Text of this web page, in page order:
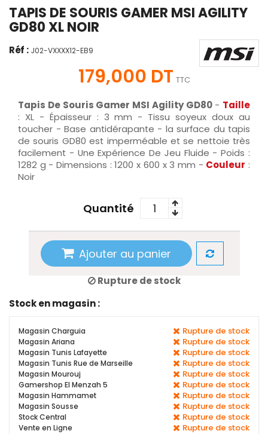
TAPIS DE SOURIS GAMER MSI AGILITY
GD80 XL NOIR
Réf : J02-VXXXX12-EB9
179,000 DT TTC
Tapis De Souris Gamer MSI Agility GD80- Taille
: XL - Épaisseur : 3 mm - Tissu soyeux doux au
toucher - Base antidérapante - la surface du tapis
de souris GD80 est imperméable et se nettoie très
facilement - Une Expérience De Jeu Fluide - Poids :
1282 g - Dimensions : 1200 x 600 x 3 mm - Couleur :
Noir
Quantité
Ajouter au panier
Rupture de stock
Stock en magasin :
Magasin Charguia Rupture de stock
Magasin Ariana Rupture de stock
Magasin Tunis Lafayette Rupture de stock
Magasin Tunis Rue de Marseille Rupture de stock
Magasin Mourouj Rupture de stock
Gamershop El Menzah 5 Rupture de stock
Magasin Hammamet Rupture de stock
Magasin Sousse Rupture de stock
Stock Central Rupture de stock
Vente en Ligne Rupture de stock